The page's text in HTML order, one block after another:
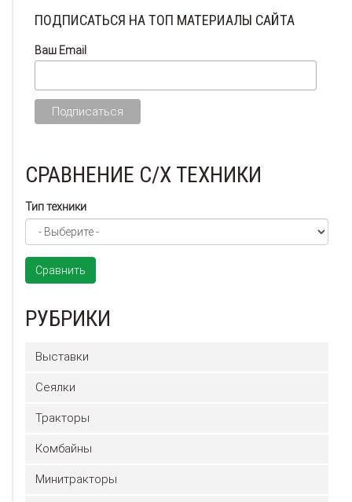
ПОДПИСАТЬСЯ НА ТОП МАТЕРИАЛЫ САЙТА
Ваш Email
СРАВНЕНИЕ С/Х ТЕХНИКИ
Тип техники
Сравнить
РУБРИКИ
Выставки
Сеялки
Тракторы
Комбайны
Минитракторы